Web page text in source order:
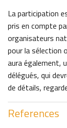
La participation
pris en compte
organisateurs
pour la sélection
aura également,
délégués, qui
de détails,
References